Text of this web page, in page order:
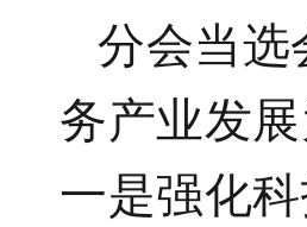
分会当
务产业发
一是强化